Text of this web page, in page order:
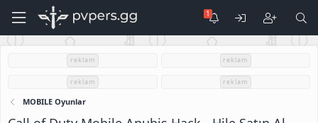
reklam reklam
reklam reklam
MOBILE Oyunlar